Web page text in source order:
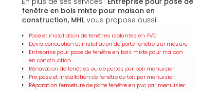
fenêtre en bois mixte pour maison en
construction, MHL vous propose aussi :
Pose et installation de fenêtres isolantes en PVC
Devis conception et installation de porte fenêtre sur mesure
Entreprise pour pose de fenêtre en bois mixte pour maison
en construction
Rénovation de fenêtres ou de portes par bon menuisier
Prix pose et installation de fenêtre de toit par menuisier
Réparation fermeture de porte fenêtre en pvc par menuisier